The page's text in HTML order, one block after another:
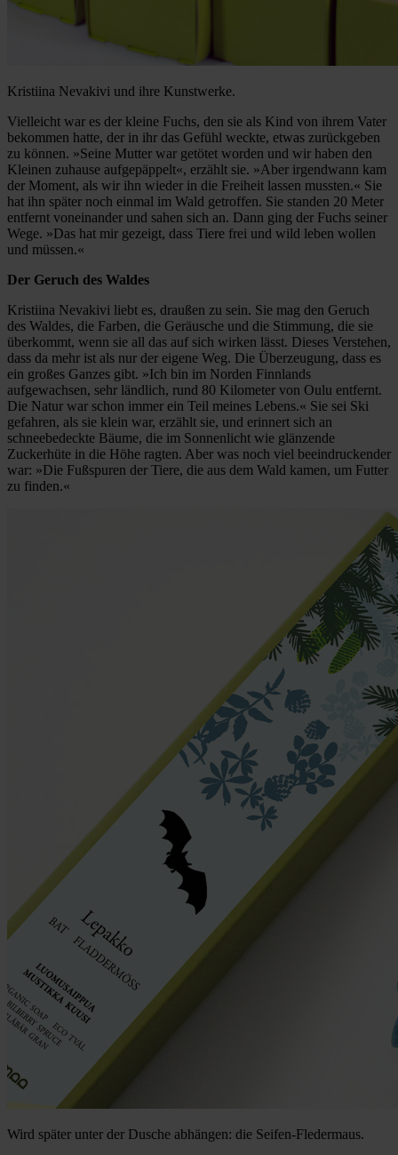
Kristiina Nevakivi und ihre Kunstwerke.
Vielleicht war es der kleine Fuchs, den sie als Kind von ihrem Vater
bekommen hatte, der in ihr das Gefühl weckte, etwas zurückgeben
zu können. »Seine Mutter war getötet worden und wir haben den
Kleinen zuhause aufgepäppelt«, erzählt sie. »Aber irgendwann kam
der Moment, als wir ihn wieder in die Freiheit lassen mussten.« Sie
hat ihn später noch einmal im Wald getroffen. Sie standen 20 Meter
entfernt voneinander und sahen sich an. Dann ging der Fuchs seiner
Wege. »Das hat mir gezeigt, dass Tiere frei und wild leben wollen
und müssen.«
Der Geruch des Waldes
Kristiina Nevakivi liebt es, draußen zu sein. Sie mag den Geruch
des Waldes, die Farben, die Geräusche und die Stimmung, die sie
überkommt, wenn sie all das auf sich wirken lässt. Dieses Verstehen,
dass da mehr ist als nur der eigene Weg. Die Überzeugung, dass es
ein großes Ganzes gibt. »Ich bin im Norden Finnlands
aufgewachsen, sehr ländlich, rund 80 Kilometer von Oulu entfernt.
Die Natur war schon immer ein Teil meines Lebens.« Sie sei Ski
gefahren, als sie klein war, erzählt sie, und erinnert sich an
schneebedeckte Bäume, die im Sonnenlicht wie glänzende
Zuckerhüte in die Höhe ragten. Aber was noch viel beeindruckender
war: »Die Fußspuren der Tiere, die aus dem Wald kamen, um Futter
zu finden.«
Wird später unter der Dusche abhängen: die Seifen-Fledermaus.